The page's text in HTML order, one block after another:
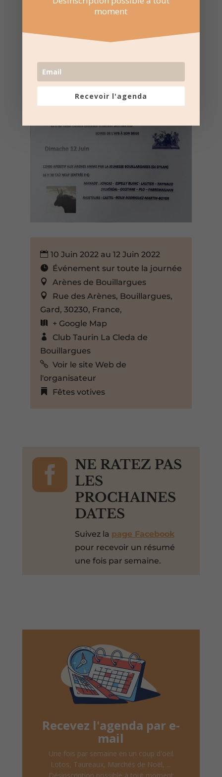
10 Juin 2022 au 12 Juin 2022
Événement sur toute la journée
Arènes de Bouillargues
Rue des Arènes, Bouillargues,
Gard, 30230, France,
+ Google Map
Club Taurin La Cleda de
Bouillargues
Voir le site Web de
l'organisateur
Fêtes votives

NE RATEZ PAS
LES
PROCHAINES
DATES
Suivez la page Facebook
pour recevoir un résumé
une fois par semaine.
Recevez l'agenda par e-
mail
Une fois par semaine en un coup d'oeil
Lotos, Taureaux, Marchés de Noël, ...
moment
Recevoir l'agenda